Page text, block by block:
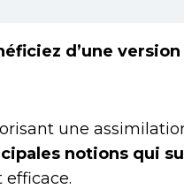
d’une version
une
notions qui
efficace.